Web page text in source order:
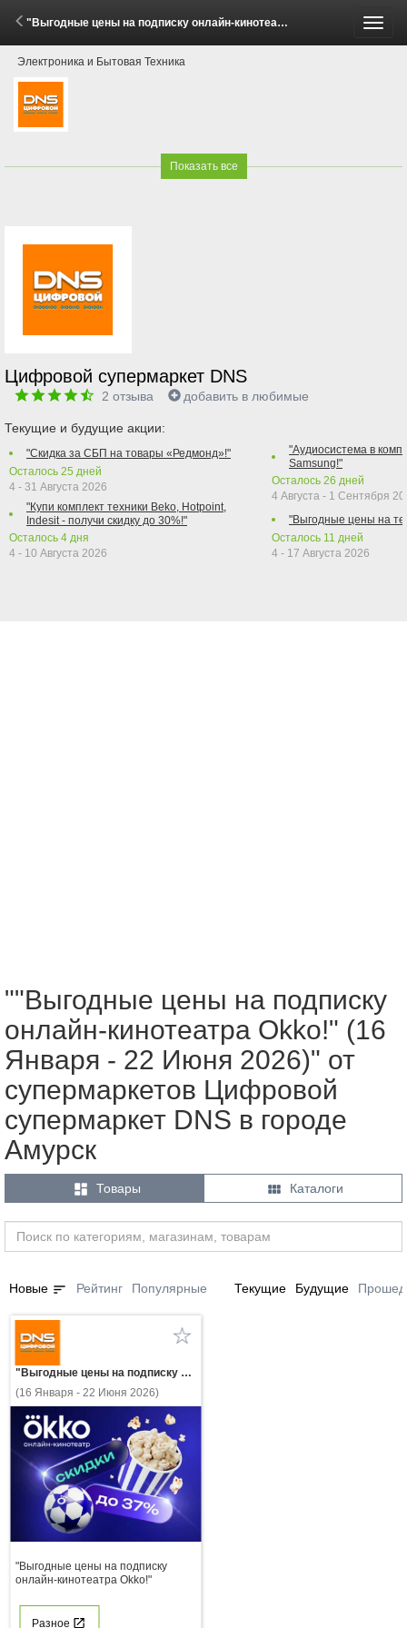
"Выгодные цены на подписку онлайн-кинотеатра Okko!" (16 Января - 22 Июня 2026)
Электроника и Бытовая Техника
Показать все
Цифровой супермаркет DNS
2 отзыва добавить в любимые
Текущие и будущие акции:
"Скидка за СБП на товары «Редмонд»!"
Осталось 25 дней
4 - 31 Августа 2026
"Купи комплект техники Beko, Hotpoint,
Indesit - получи скидку до 30%!"
Осталось 4 дня
4 - 10 Августа 2026
"Аудиосистема в
Samsung!"
Осталось 26 дней
4 Августа - 1 Сентября
"Выгодные цены на
Осталось 11 дней
4 - 17 Августа 2026
""Выгодные цены на подписку
онлайн-кинотеатра Okko!" (16
Января - 22 Июня 2026)" от
супермаркетов Цифровой
супермаркет DNS в городе
Амурск
 Товары  Каталоги
Новые sort Рейтинг Популярные Текущие Будущие
"Выгодные цены на подписку онлайн-кинотеатра Okko!"
(16 Января - 22 Июня 2026)
"Выгодные цены на подписку
онлайн-кинотеатра Okko!"
Разное